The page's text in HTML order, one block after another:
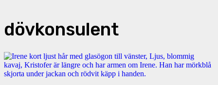
dövkonsulent